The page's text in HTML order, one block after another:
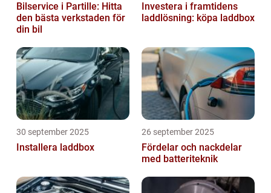
Bilservice i Partille: Hitta
den bästa verkstaden för
din bil
Investera i framtidens
laddlösning: köpa laddbox
30 september 2025
Installera laddbox
26 september 2025
Fördelar och nackdelar
med batteriteknik